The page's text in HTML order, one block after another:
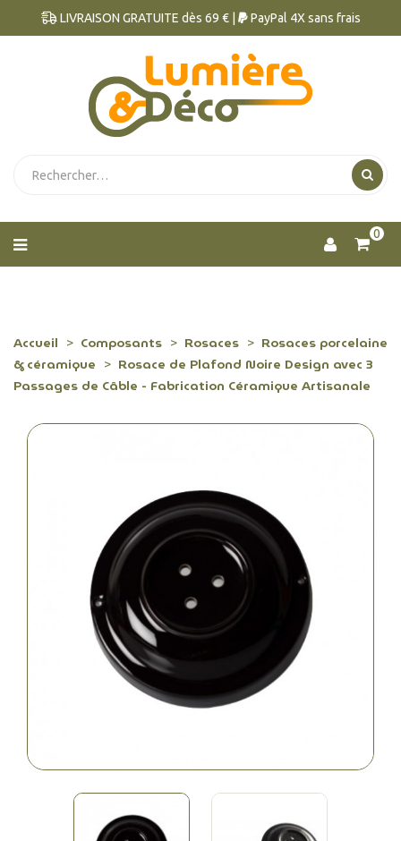
LIVRAISON GRATUITE dès 69 € | PayPal 4X sans frais
0
Accueil Composants Rosaces
Rosaces porcelaine
& céramique
Rosace de Plafond Noire Design avec 3
Passages de Câble - Fabrication Céramique Artisanale